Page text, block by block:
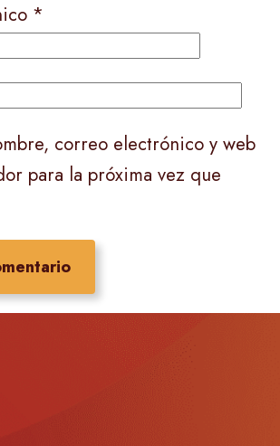
*
correo electrónico y web
para la próxima vez que